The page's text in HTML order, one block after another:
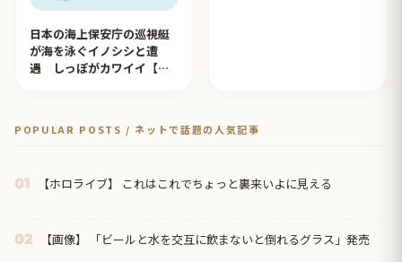
日本の海上保安庁の巡視艇
が海を泳ぐイノシシと遭
遇 しっぽがカワイイ【タ
POPULAR POSTS / ネットで話題の人気記事
01 【ホロライブ】 これはこれでちょっと裏来いよに見える
02 【画像】 「ビールと水を交互に飲まないと倒れるグラス」発売